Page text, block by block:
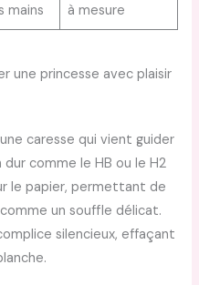
mains
à mesure
une princesse avec plaisir
caresse qui vient guider
dur comme le HB ou le H2
le papier, permettant de
un souffle délicat.
silencieux, effaçant